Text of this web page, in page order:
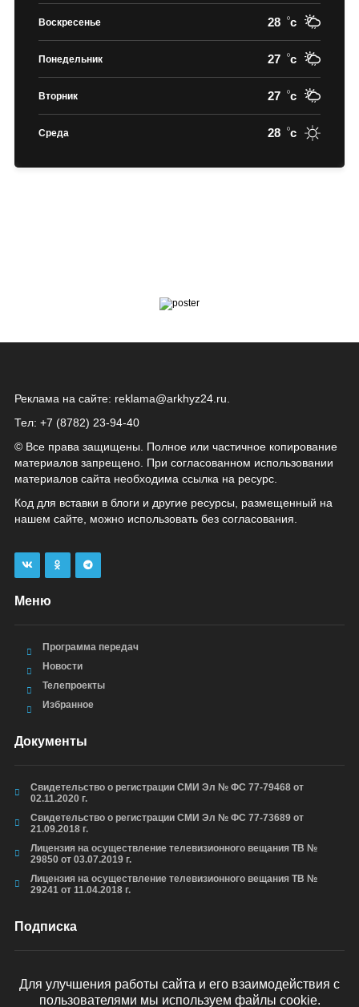
Воскресенье 28 c
Понедельник 27 c
Вторник 27 c
Среда 28 c
Реклама на сайте: reklama@arkhyz24.ru
Тел: +7 (8782) 23‑94‑40
© Все права защищены. Полное или частичное копирование
материалов запрещено. При согласованном использовании
материалов сайта необходима ссылка на ресурс.
Код для вставки в блоги и другие ресурсы, размещенный на
нашем сайте, можно использовать без согласования.
Меню
Программа передач
Новости
Телепроекты
Избранное
Документы
Свидетельство о регистрации СМИ Эл № ФС 77-79468 от
02.11.2020 г.
Свидетельство о регистрации СМИ Эл № ФС 77-73689 от
21.09.2018 г.
Лицензия на осуществление телевизионного вещания ТВ №
29850 от 03.07.2019 г.
Лицензия на осуществление телевизионного вещания ТВ №
29241 от 11.04.2018 г.
Подписка
ОТПРАВИТЬ
Для улучшения работы сайта и его взаимодействия с
пользователями мы используем файлы cookie.